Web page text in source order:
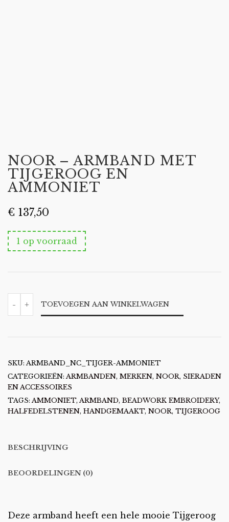
NOOR – ARMBAND MET
TIJGEROOG EN
AMMONIET
€ 137,50
1 op voorraad
-
ARMBAND
+ TOEVOEGEN AAN WINKELWAGEN
SKU:ARMBAND_NC_TIJGER-AMMONIET
CATEGORIEËN:ARMBANDEN, MERKEN, NOOR, SIERADEN
EN ACCESSOIRES
TAGS:AMMONIET,ARMBAND, BEADWORK EMBROIDERY,
HALFEDELSTENEN, HANDGEMAAKT, NOOR, TIJGEROOG
BESCHRIJVING
BEOORDELINGEN (0)
Deze armband heeft een hele mooie Tijgeroog